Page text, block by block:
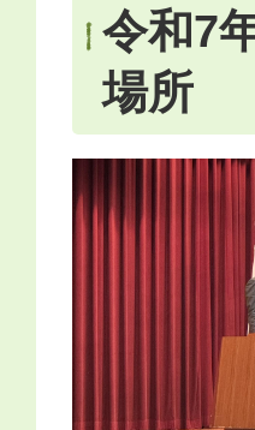
令和7
場所